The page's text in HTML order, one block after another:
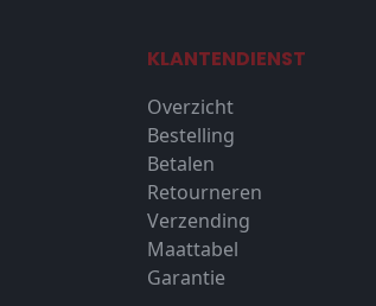
KLANTENDIENST
Overzicht
Bestelling
Betalen
Retourneren
Verzending
Maattabel
Garantie